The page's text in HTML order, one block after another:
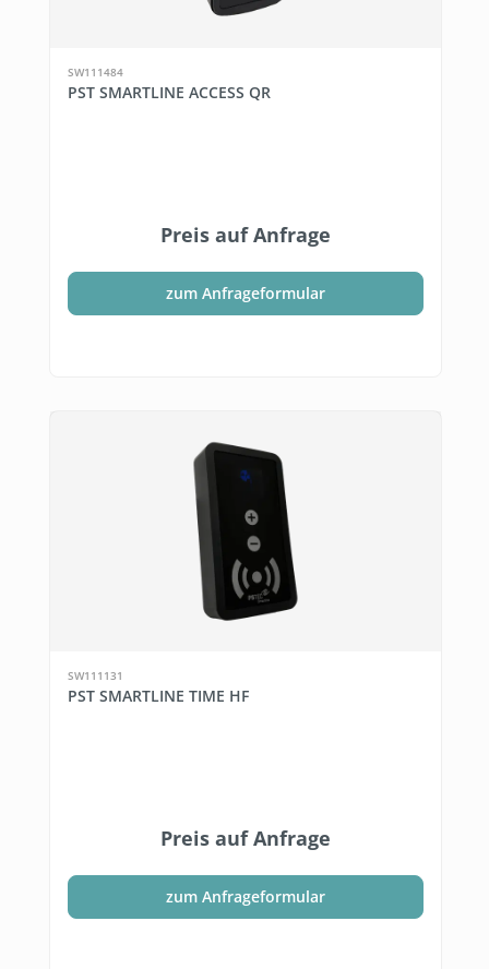
SW111484
PST SMARTLINE ACCESS QR
Preis auf Anfrage
zum Anfrageformular
SW111131
PST SMARTLINE TIME HF
Preis auf Anfrage
zum Anfrageformular